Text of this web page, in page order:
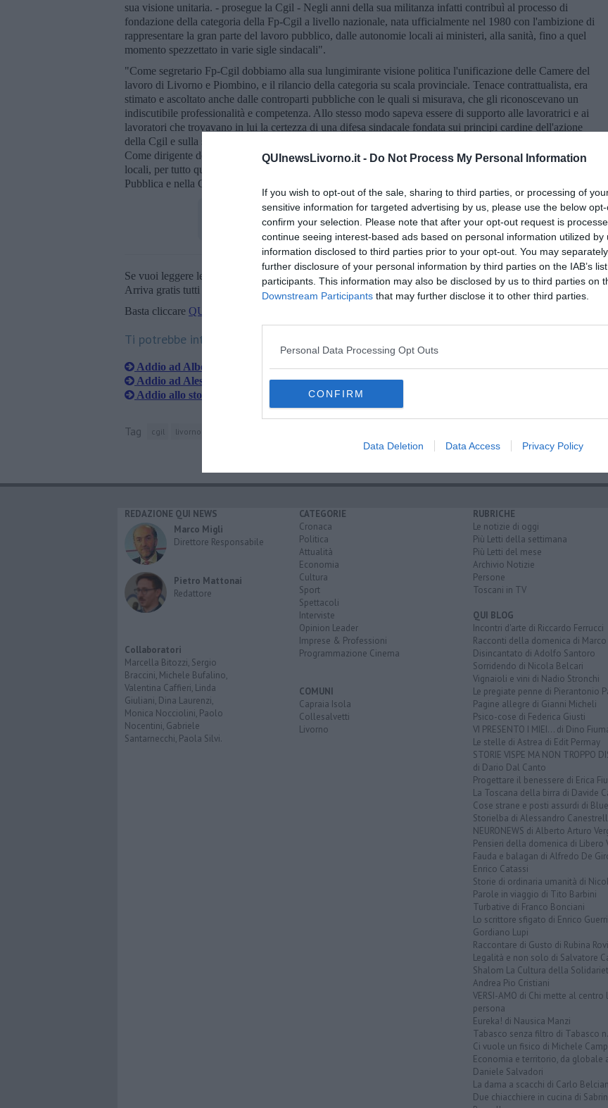
QUInewsLivorno.it - Do Not Process My Personal Information
If you wish to opt-out of the sale, sharing to third parties, or processing of
sensitive information for targeted advertising by us, please use the below
confirm your selection. Please note that after your opt-out request is
continue seeing interest-based ads based on personal information utilized by
information disclosed to third parties prior to your opt-out. You may
further disclosure of your personal information by third parties on the IAB’s
participants. This information may also be disclosed by us to third parties on
Downstream Participants that may further disclose it to other third parties.
Personal Data Processing Opt Outs
CONFIRM
Data Deletion Data Access Privacy Policy
sua visione unitaria. - prosegue la Cgil - Negli anni della sua militanza infatti contribuì al processo di
fondazione della categoria della Fp-Cgil a livello nazionale, nata ufficialmente nel 1980 con l'ambizione di
rappresentare la gran parte del lavoro pubblico, dalle autonomie locali ai ministeri, alla sanità, fino a quel
momento spezzettato in varie sigle sindacali".
"Come segretario Fp-Cgil dobbiamo alla sua lungimirante visione politica l'unificazione delle Camere del
lavoro di Livorno e Piombino, e il rilancio della categoria su scala provinciale. Tenace contrattualista, era
stimato e ascoltato anche dalle controparti pubbliche con le quali si misurava, che gli riconoscevano un
indiscutibile professionalità e competenza. Allo stesso modo sapeva essere di supporto alle lavoratrici e ai
lavoratori che trovavano in lui la certezza di una difesa sindacale fondata sui principi cardine dell'azione
della Cgil e sulla sua personale competenza, franchezza e capacità di mediazione.
Come dirigente della categoria ha fatto crescere generazioni di sindacalisti, in particolare delle autonomie
locali, per tutto questo il suo esempio e la sua militanza resterà una pietra miliare nella categoria Funzione
Pubblica e nella Cgil Livorno", conclude la Cgil.
Se vuoi leggere le notizie principali della Toscana iscriviti alla
Newsletter QUInews - ToscanaMedia.
Arriva gratis tutti i giorni alle 20:00 direttamente nella tua casella di posta.
Basta cliccare QUI
Ti potrebbe interessare anche:
Addio ad Alberto Gavazzeni
Addio ad Alessio Quintavalle
Addio allo storico preside del Nautico Mumolo
Tag cgil livorno
REDAZIONE QUI NEWS
Marco Migli
Direttore Responsabile
Pietro Mattonai
Redattore
Collaboratori
Marcella Bitozzi, Sergio
Braccini, Michele Bufalino,
Valentina Caffieri, Linda
Giuliani, Dina Laurenzi,
Monica Nocciolini, Paolo
Nocentini, Gabriele
Santarnecchi, Paola Silvi.
CATEGORIE
Cronaca
Politica
Attualità
Economia
Cultura
Sport
Spettacoli
Interviste
Opinion Leader
Imprese & Professioni
Programmazione Cinema
COMUNI
Capraia Isola
Collesalvetti
Livorno
RUBRICHE
Le notizie di oggi
Più Letti della settimana
Più Letti del mese
Archivio Notizie
Persone
Toscani in TV
QUI BLOG
Incontri d'arte di Riccardo Ferrucci
Racconti della domenica di
Disincantato di Adolfo Santoro
Sorridendo di Nicola Belcari
Vignaioli e vini di Nadio Stronchi
Le pregiate penne di Pierantonio
Pagine allegre di Gianni Micheli
Psico-cose di Federica Giusti
VI PRESENTO I MIEI... di Dino
Le stelle di Astrea di Edit Permay
STORIE VISPE MA NON TROPPO
di Dario Dal Canto
Progettare il benessere di Erica
La Toscana della birra di Davide
Cose strane e posti assurdi di
Storielba di Alessandro
NEURONEWS di Alberto Arturo
Pensieri della domenica di Libero
Fauda e balagan di Alfredo De
Enrico Catassi
Storie di ordinaria umanità di
Parole in viaggio di Tito Barbini
Turbative di Franco Bonciani
Lo scrittore sfigato di Enrico
Gordiano Lupi
Raccontare di Gusto di Rubina
Legalità e non solo di Salvatore
Shalom La Cultura della
Andrea Pio Cristiani
VERSI-AMO di Chi mette al centro
persona
Eureka! di Nausica Manzi
Tabasco senza filtro di Tabasco
Ci vuole un fisico di Michele
Economia e territorio, da globale
Daniele Salvadori
La dama a scacchi di Carlo
Due chiacchiere in cucina di